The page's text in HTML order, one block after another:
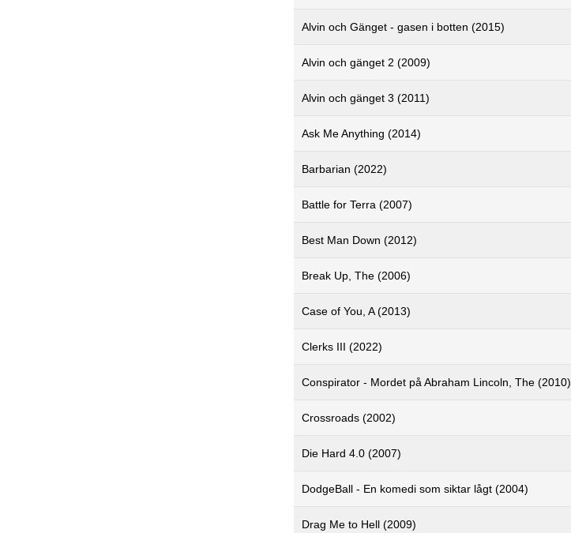
Alvin och Gänget - gasen i botten (2015)
Alvin och gänget 2 (2009)
Alvin och gänget 3 (2011)
Ask Me Anything (2014)
Barbarian (2022)
Battle for Terra (2007)
Best Man Down (2012)
Break Up, The (2006)
Case of You, A (2013)
Clerks III (2022)
Conspirator - Mordet på Abraham Lincoln, The (2010)
Crossroads (2002)
Die Hard 4.0 (2007)
DodgeBall - En komedi som siktar lågt (2004)
Drag Me to Hell (2009)